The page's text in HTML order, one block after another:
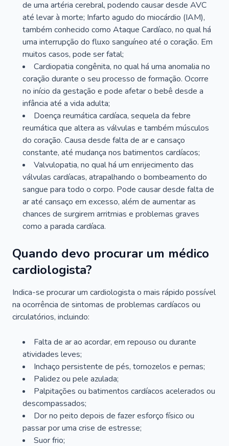
de uma artéria cerebral, podendo causar desde AVC
até levar à morte; Infarto agudo do miocárdio (IAM),
também conhecido como Ataque Cardíaco, no qual há
uma interrupção do fluxo sanguíneo até o coração. Em
muitos casos, pode ser fatal;
Cardiopatia congênita, no qual há uma anomalia no
coração durante o seu processo de formação. Ocorre
no início da gestação e pode afetar o bebê desde a
infância até a vida adulta;
Doença reumática cardíaca, sequela da febre
reumática que altera as válvulas e também músculos
do coração. Causa desde falta de ar e cansaço
constante, até mudança nos batimentos cardíacos;
Valvulopatia, no qual há um enrijecimento das
válvulas cardíacas, atrapalhando o bombeamento do
sangue para todo o corpo. Pode causar desde falta de
ar até cansaço em excesso, além de aumentar as
chances de surgirem arritmias e problemas graves
como a parada cardíaca.
Quando devo procurar um médico
cardiologista?
Indica-se procurar um cardiologista o mais rápido possível
na ocorrência de sintomas de problemas cardíacos ou
circulatórios, incluindo:
Falta de ar ao acordar, em repouso ou durante
atividades leves;
Inchaço persistente de pés, tornozelos e pernas;
Palidez ou pele azulada;
Palpitações ou batimentos cardíacos acelerados ou
descompassados;
Dor no peito depois de fazer esforço físico ou
passar por uma crise de estresse;
Suor frio;